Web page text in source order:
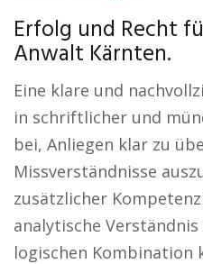
Erfolg und Recht
Anwalt Kärnten.
Eine klare und
in schriftlicher und
bei, Anliegen klar zu
Missverständnisse
zusätzlicher
analytische
logischen Kombination